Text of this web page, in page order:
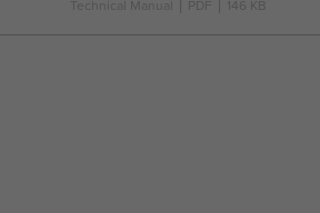
Technical Manual PDF 146 KB